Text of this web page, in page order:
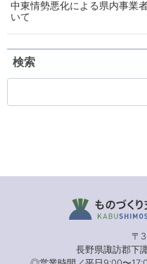
中東情勢悪化による県内事業
いて
検索
〒
長野県諏訪郡下